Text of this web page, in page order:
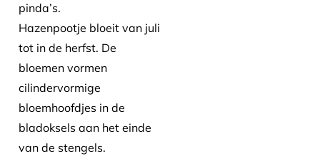
pinda’s.
Hazenpootje bloeit van juli
tot in de herfst. De
bloemen vormen
cilindervormige
bloemhoofdjes in de
bladoksels aan het einde
van de stengels.